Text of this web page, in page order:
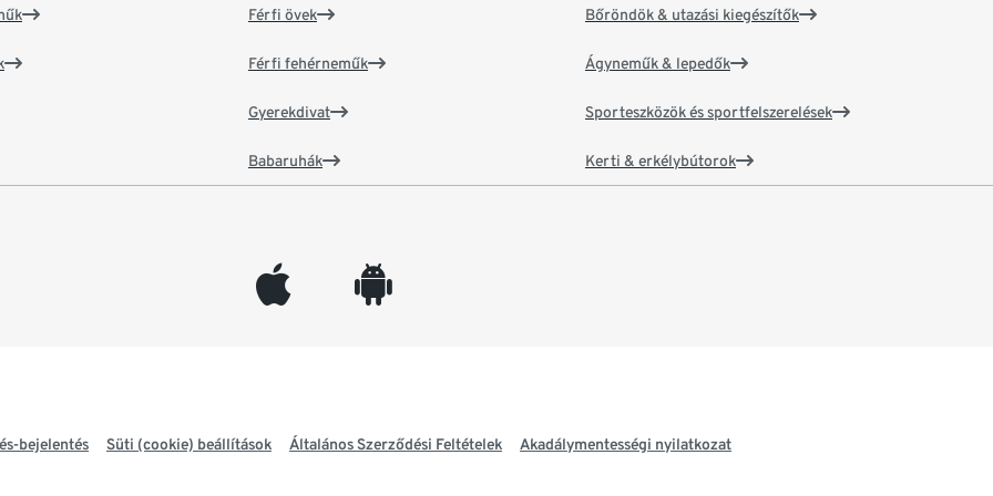
Férfi övek
Férfi fehérneműk
Gyerekdivat
Babaruhák
Bőröndök & utazási kiegészítők
Ágyneműk & lepedők
Sporteszközök és sportfelszerelések
Kerti & erkélybútorok
appleinc android
bejelentés Süti (cookie) beállítások Általános Szerződési Feltételek Akadálymentességi nyilatkozat